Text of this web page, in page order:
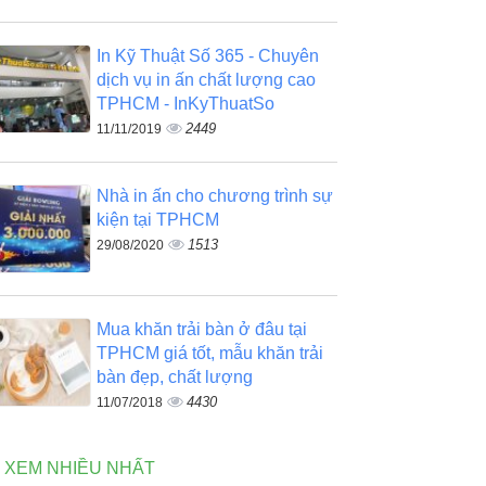
In Kỹ Thuật Số 365 - Chuyên
dịch vụ in ấn chất lượng cao
TPHCM - InKyThuatSo
11/11/2019 2449
Nhà in ấn cho chương trình sự
kiện tại TPHCM
29/08/2020 1513
Mua khăn trải bàn ở đâu tại
TPHCM giá tốt, mẫu khăn trải
bàn đẹp, chất lượng
11/07/2018 4430
XEM NHIỀU NHẤT